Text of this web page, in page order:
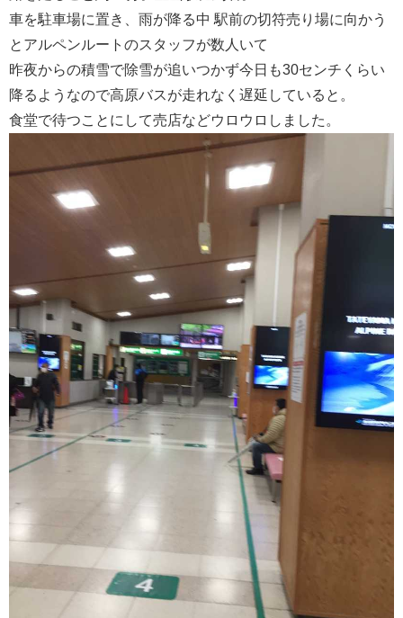
車を駐車場に置き、雨が降る中 駅前の切符売り場に向かう
とアルペンルートのスタッフが数人いて
昨夜からの積雪で除雪が追いつかず今日も30センチくらい
降るようなので高原バスが走れなく遅延していると。
食堂で待つことにして売店などウロウロしました。